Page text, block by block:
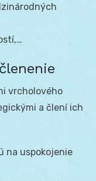
vrcholového
a člení ich
na uspokojenie